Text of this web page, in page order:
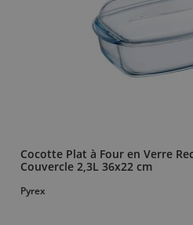
Cocotte Plat à Four en Verre
Couvercle 2,3L 36x22 cm
Pyrex